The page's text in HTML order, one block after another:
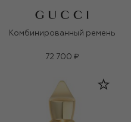
Комбинированный ремень
72 700 ₽